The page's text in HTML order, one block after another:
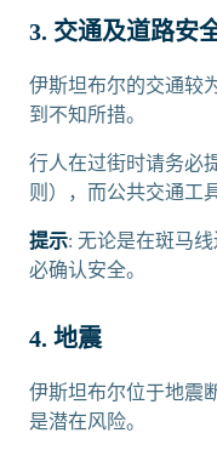
3. 交通及道路安
伊斯坦布尔的交通较
到不知所措。
行人在过街时请务必
则），而公共交通工
提示: 无论是在斑马
必确认安全。
4. 地震
伊斯坦布尔位于地震
是潜在风险。